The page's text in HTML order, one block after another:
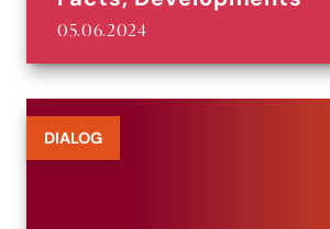
05.06.2024
DIALOG